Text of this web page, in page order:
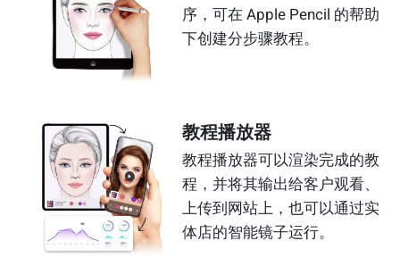
序，可在 Apple Pencil 的帮助
下创建分步骤教程。
教程播放器
教程播放器可以渲染完成的教
程，并将其输出给客户观看、
上传到网站上，也可以通过实
体店的智能镜子运行。